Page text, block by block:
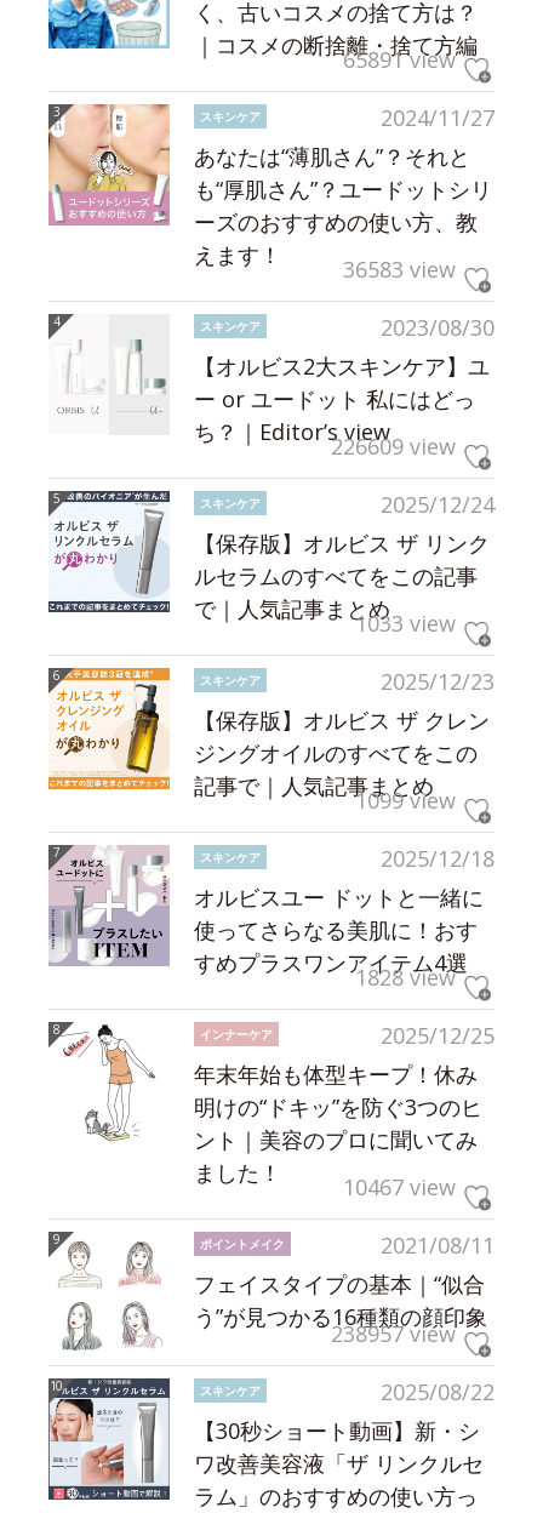
く、古いコスメの捨て方は？
｜コスメの断捨離・捨て方編
65891 view
2024/11/27
スキンケア
あなたは“薄肌さん”？それと
も“厚肌さん”？ユードットシリ
ーズのおすすめの使い方、教
えます！
36583 view
2023/08/30
スキンケア
【オルビス2大スキンケア】ユ
ー or ユードット 私にはどっ
ち？｜Editor’s view226609 view
2025/12/24
スキンケア
【保存版】オルビス ザ リンク
ルセラムのすべてをこの記事
で｜人気記事まとめ1033 view
2025/12/23
スキンケア
【保存版】オルビス ザ クレン
ジングオイルのすべてをこの
記事で｜人気記事まとめ
1099 view
2025/12/18
スキンケア
オルビスユー ドットと一緒に
使ってさらなる美肌に！おす
すめプラスワンアイテム4選
1828 view
2025/12/25
インナーケア
年末年始も体型キープ！休み
明けの“ドキッ”を防ぐ3つのヒ
ント｜美容のプロに聞いてみ
ました！
10467 view
2021/08/11
ポイントメイク
フェイスタイプの基本｜“似合
う”が見つかる16種類の顔印象
238957 view
2025/08/22
スキンケア
【30秒ショート動画】新・シ
ワ改善美容液「ザ リンクルセ
ラム」のおすすめの使い方っ